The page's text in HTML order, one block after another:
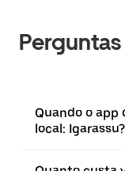
Quando o app
local: Igarassu?